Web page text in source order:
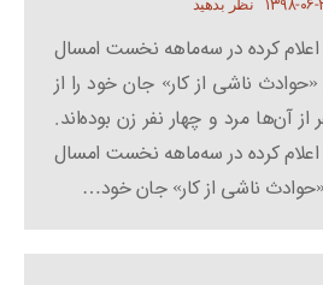
۰۶-۲۴ نظر بدهید
کرده در سه‌ماهه نخست امسال
«حوادث ناشی از کار» جان خود را از
که ۴۱۷ نفر از آن‌ها مرد و چهار نفر زن بوده‌اند.
کرده در سه‌ماهه نخست امسال